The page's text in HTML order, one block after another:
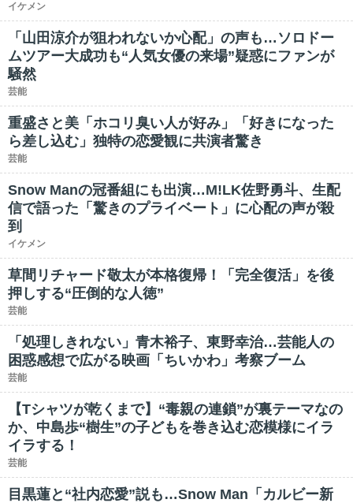
イケメン
「山田涼介が狙われないか心配」の声も…ソロドー
ムツアー大成功も“人気女優の来場”疑惑にファンが
騒然
芸能
重盛さと美「ホコリ臭い人が好み」「好きになった
ら差し込む」独特の恋愛観に共演者驚き
芸能
Snow Manの冠番組にも出演…M!LK佐野勇斗、生配
信で語った「驚きのプライベート」に心配の声が殺
到
イケメン
草間リチャード敬太が本格復帰！「完全復活」を後
押しする“圧倒的な人徳”
芸能
「処理しきれない」青木裕子、東野幸治…芸能人の
困惑感想で広がる映画「ちいかわ」考察ブーム
芸能
【Tシャツが乾くまで】“毒親の連鎖”が裏テーマなの
か、中島歩“樹生”の子どもを巻き込む恋模様にイラ
イラする！
芸能
目黒蓮と“社内恋愛”説も…Snow Man「カルビー新